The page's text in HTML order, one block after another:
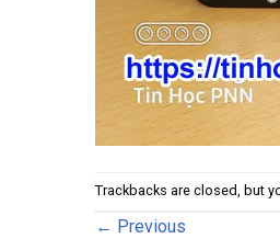
Trackbacks are closed, but
← Previous